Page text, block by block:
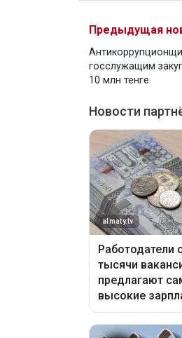
Предыдущая
госслужащим
10 млн тенге